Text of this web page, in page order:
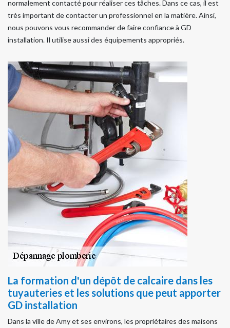
normalement contacté pour réaliser ces tâches. Dans ce cas, il est
très important de contacter un professionnel en la matière. Ainsi,
nous pouvons vous recommander de faire confiance à GD
installation. Il utilise aussi des équipements appropriés.
La formation d'un dépôt de calcaire dans les
tuyauteries et les solutions que peut apporter
GD installation
Dans la ville de Amy et ses environs, les propriétaires des maisons